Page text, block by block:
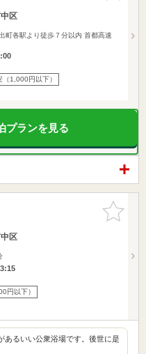
区
町各駅より徒歩７分以内 首都高速
（1,000円以下）
プランを見る
お気に入
りに追加
区
円以下）
あるいい公衆浴場です。後世に是